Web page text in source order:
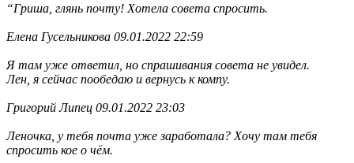
“Гриша, глянь почту! Хотела совета спросить.
Елена Гусельникова 09.01.2022 22:59
Я там уже ответил, но спрашивания совета не увидел.
Лен, я сейчас пообедаю и вернусь к компу.
Григорий Липец 09.01.2022 23:03
Леночка, у тебя почта уже заработала? Хочу там тебя
спросить кое о чём.